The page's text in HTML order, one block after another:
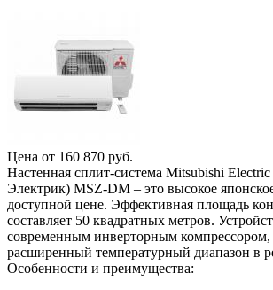
Цена от 160 870 руб.
Настенная сплит-система Mitsubishi
Электрик) MSZ-DM – это высокое
доступной цене. Эффективная площадь
составляет 50 квадратных метров.
современным инверторным компрессором,
расширенный температурный диапазон в
Особенности и преимущества: